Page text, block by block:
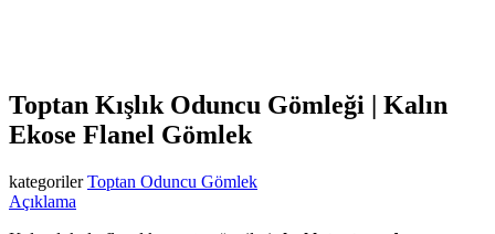
Toptan Kışlık Oduncu Gömleği | Kalın
Ekose Flanel Gömlek
kategoriler Toptan Oduncu Gömlek
Açıklama